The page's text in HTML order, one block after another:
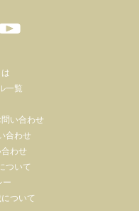
一覧
い合わせ
合わせ
わせ
ついて
ー
ついて